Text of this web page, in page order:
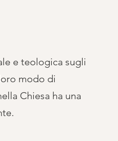
e teologica sugli
modo di
Chiesa ha una